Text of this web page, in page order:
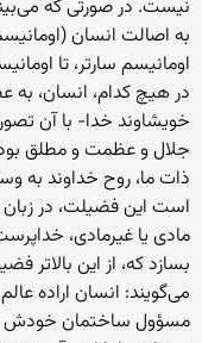
نیست. در صورتی که
به اصالت انسان
اومانیسم سارتر، تا
در هیچ کدام، انسان،
خویشاوند خدا- با آن
جلال و عظمت و مطلق
ذات ما، روح خداوند به
است این فضیلت، در زبان
مادی یا غیرمادی،
بسازد که، از این بالاتر
می‌گویند: انسان اراده
مسؤول ساختمان خودش